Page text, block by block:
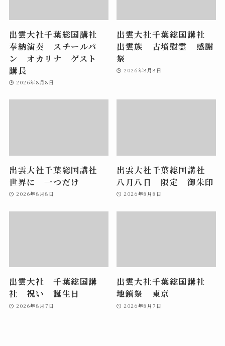
出雲大社千葉総国講社
奉納演奏 スチールパ
ン オカリナ ゲスト
講長
2026年8月8日
出雲大社千葉総国講社
出雲族 古墳慰霊 感謝
祭
2026年8月8日
出雲大社千葉総国講社
世界に 一つだけ
2026年8月8日
出雲大社千葉総国講社
八月八日 限定 御朱印
2026年8月8日
出雲大社 千葉総国講
社 祝い 誕生日
2026年8月7日
出雲大社千葉総国講社
地鎮祭 東京
2026年8月7日